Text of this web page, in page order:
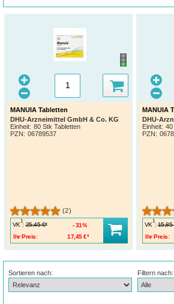
MANUIA Tabletten
DHU-Arzneimittel GmbH & Co. KG
Einheit: 80 Stk Tabletten
PZN: 06789537
(2)
VK
1
: 25,45 €*
Ihr Preis:
17,45 €*
31%
MANUIA
DHU-
Einheit: 40
PZN:
VK
1
: 15,85
Ihr Preis:
Sortieren nach: Filtern nach: